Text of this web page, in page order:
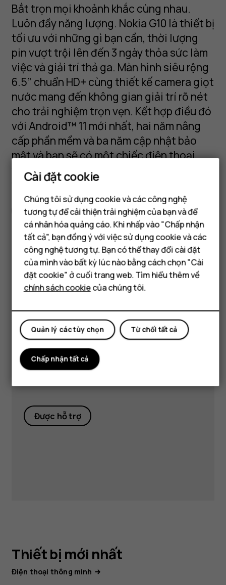
Điện thoại thông minh
Điện thoại phổ thông
Máy tính bảng
Bắt trọn mọi khoảnh khắc cùng nhau.
Luôn đầy năng lượng. Nokia G10 là thiết bị
tối ưu với những gì bạn cần, thời lượng
pin vượt trội lên đến 3 ngày thỏa sức làm
việc và giải trí thả ga. Màn hình siêu rộng
6.5” chuẩn HD+ cùng thiết kế camera giọt
nước mang đến không gian giải trí rõ nét
cho trải nghiệm trọn vẹn. Kết hợp điều đó
với Android™ 11 mới nhất, hai năm nâng
cấp phần mềm và ba năm cập nhật bảo
mật và bạn sẽ có một chiếc điện thoại
thực sự đứng vững trước thử thách của
thời gian.
Thông số kỹ thuật đầy đủ
Got questions?
Truy cập trung tâm hỗ trợ
của chúng tôi để
và hỗ trợ.
Được hỗ trợ
Thiết bị mới nhất
Điện thoại thông minh
Cài đặt cookie
Chúng tôi sử dụng cookie và các công nghệ
tương tự để cải thiện trải nghiệm của bạn và để
cá nhân hóa quảng cáo. Khi nhấp vào "Chấp nhận
tất cả", bạn đồng ý với việc sử dụng cookie và các
công nghệ tương tự. Bạn có thể thay đổi cài đặt
của mình vào bất kỳ lúc nào bằng cách chọn "Cài
đặt cookie" ở cuối trang web. Tìm hiểu thêm về
chính sách cookiecủa chúng tôi.
Từ chối tất cả
Quản lý các tùy chọn
Chấp nhận tất cả